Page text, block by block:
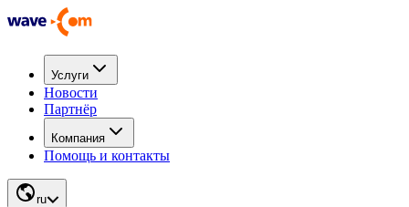
Услуги
Новости
Партнёр
Компания
Помощь и контакты
ru